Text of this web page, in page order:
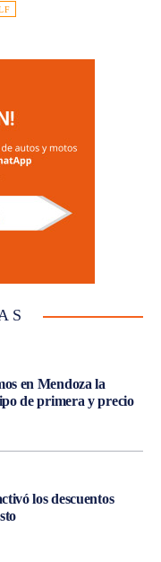
en Mendoza la
de primera y precio
los descuentos